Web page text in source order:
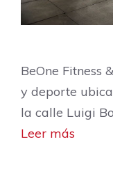
BeOne Fitness
y deporte
la calle Luigi
Leer más